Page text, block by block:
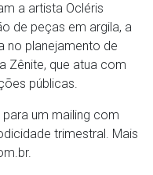
a artista Ocléris
de peças em argila, a
no planejamento de
Zênite, que atua com
públicas.
um mailing com
trimestral. Mais